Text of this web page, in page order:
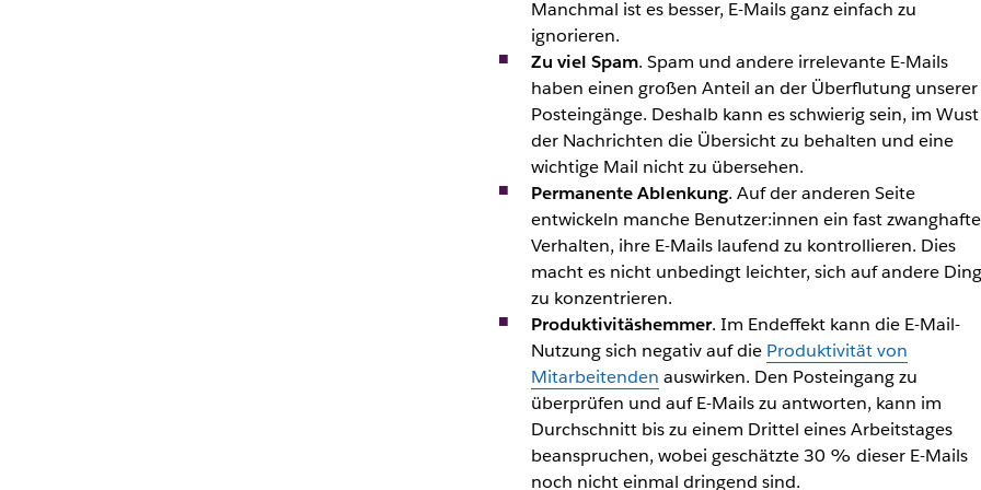
Manchmal ist es besser, E-Mails ganz einfach zu
ignorieren.
Zu viel Spam. Spam und andere irrelevante E-Mails
haben einen großen Anteil an der Überflutung unserer
Posteingänge. Deshalb kann es schwierig sein, im Wust
der Nachrichten die Übersicht zu behalten und eine
wichtige Mail nicht zu übersehen.
Permanente Ablenkung. Auf der anderen Seite
entwickeln manche Benutzer:innen ein fast
Verhalten, ihre E-Mails laufend zu kontrollieren. Dies
macht es nicht unbedingt leichter, sich auf andere
zu konzentrieren.
Produktivitäshemmer. Im Endeffekt kann die E-Mail-
Nutzung sich negativ auf die Produktivität von
Mitarbeitenden auswirken. Den Posteingang zu
überprüfen und auf E-Mails zu antworten, kann im
Durchschnitt bis zu einem Drittel eines Arbeitstages
beanspruchen, wobei geschätzte 30 % dieser E-Mails
noch nicht einmal dringend sind.